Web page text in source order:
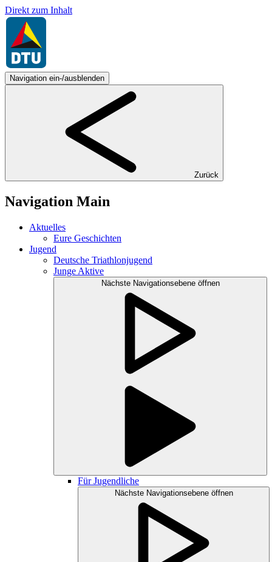
Direkt zum Inhalt
Navigation ein-/ausblenden
Zurück
Navigation Main
Aktuelles
Eure Geschichten
Jugend
Deutsche Triathlonjugend
Junge Aktive
Nächste Navigationsebene öffnen
Für Jugendliche
Nächste Navigationsebene öffnen